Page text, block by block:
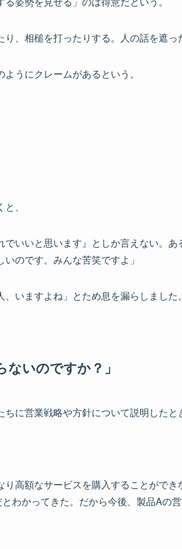
、相槌を打ったりする。人の話を遮っ
うにクレームがあるという。
、
でいいと思います』としか言えない。
のです。みんな苦笑ですよ」
いますよね」とため息を漏らしました。
いのですか？」
に営業戦略や方針について説明したと
り高額なサービスを購入することがで
わかってきた。だから今後、製品Aの営